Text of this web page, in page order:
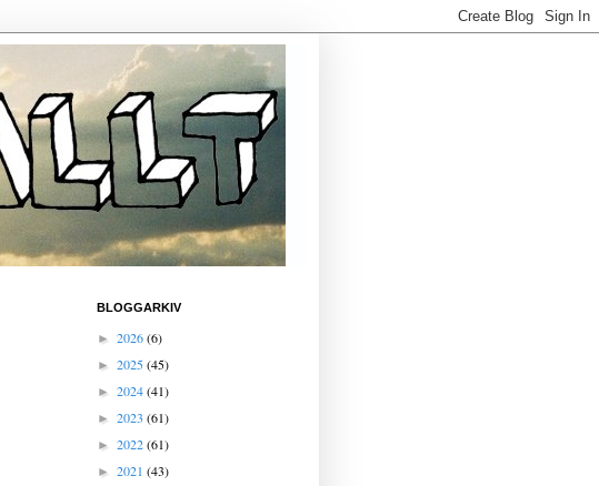
BLOGGARKIV
► 2026(6)
► 2025(45)
► 2024(41)
► 2023 (61)
► 2022(61)
► 2021 (43)